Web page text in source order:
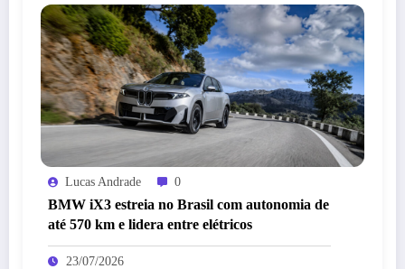
Lucas Andrade 0
BMW iX3 estreia no Brasil com autonomia de
até 570 km e lidera entre elétricos
23/07/2026